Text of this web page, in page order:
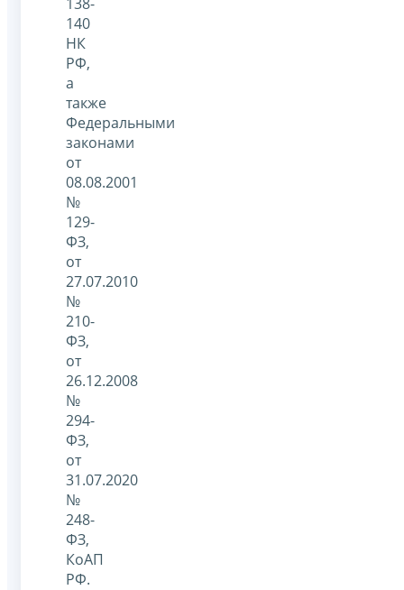
140
НК
РФ,
а
также
Федеральными
законами
от
08.08.2001
№
129-
ФЗ,
от
27.07.2010
№
210-
ФЗ,
от
26.12.2008
№
294-
ФЗ,
от
31.07.2020
№
248-
ФЗ,
КоАП
РФ.